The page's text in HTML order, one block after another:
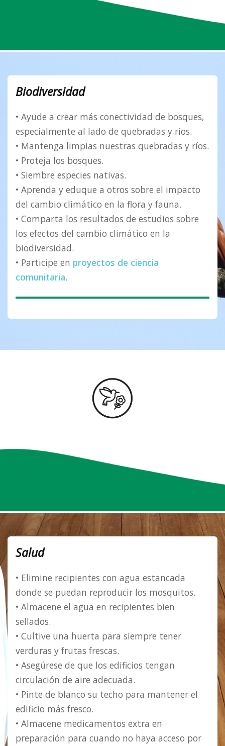
Biodiversidad
• Ayude a crear más conectividad de bosques,
especialmente al lado de quebradas y ríos.
• Mantenga limpias nuestras quebradas y ríos.
• Proteja los bosques.
• Siembre especies nativas.
• Aprenda y eduque a otros sobre el impacto
del cambio climático en la flora y fauna.
• Comparta los resultados de estudios sobre
los efectos del cambio climático en la
biodiversidad.
• Participe en proyectos de ciencia
comunitaria.
Salud
• Elimine recipientes con agua estancada
donde se puedan reproducir los mosquitos.
• Almacene el agua en recipientes bien
sellados.
• Cultive una huerta para siempre tener
verduras y frutas frescas.
• Asegúrese de que los edificios tengan
circulación de aire adecuada.
• Pinte de blanco su techo para mantener el
edificio más fresco.
• Almacene medicamentos extra en
preparación para cuando no haya acceso por